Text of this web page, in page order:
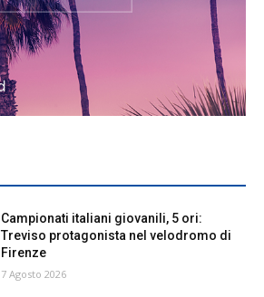
Campionati italiani giovanili, 5 ori:
Treviso protagonista nel velodromo di
Firenze
7 Agosto 2026